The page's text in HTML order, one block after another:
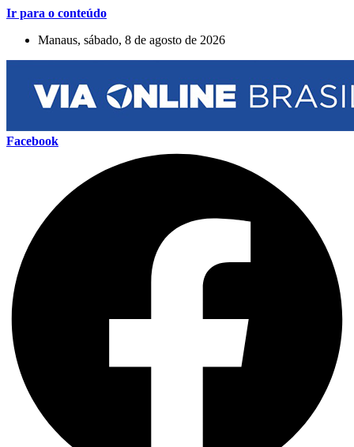
Ir para o conteúdo
Manaus, sábado, 8 de agosto de 2026
Facebook